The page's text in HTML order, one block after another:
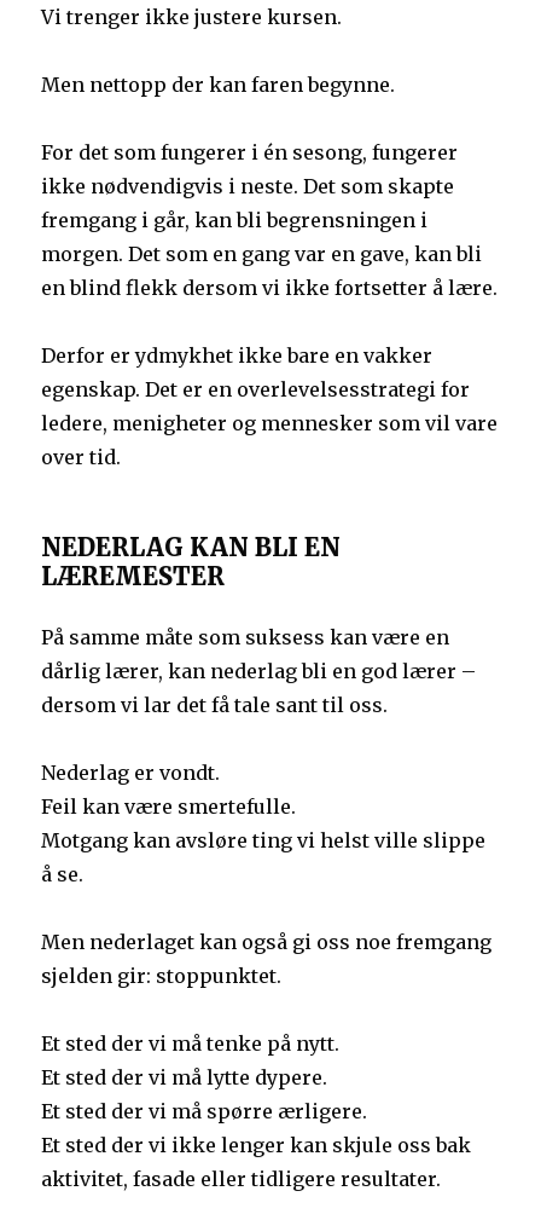
Vi trenger ikke justere kursen.
Men nettopp der kan faren begynne.
For det som fungerer i én sesong, fungerer
ikke nødvendigvis i neste. Det som skapte
fremgang i går, kan bli begrensningen i
morgen. Det som en gang var en gave, kan bli
en blind flekk dersom vi ikke fortsetter å lære.
Derfor er ydmykhet ikke bare en vakker
egenskap. Det er en overlevelsesstrategi for
ledere, menigheter og mennesker som vil vare
over tid.
NEDERLAG KAN BLI EN
LÆREMESTER
På samme måte som suksess kan være en
dårlig lærer, kan nederlag bli en god lærer –
dersom vi lar det få tale sant til oss.
Nederlag er vondt.
Feil kan være smertefulle.
Motgang kan avsløre ting vi helst ville slippe
å se.
Men nederlaget kan også gi oss noe fremgang
sjelden gir: stoppunktet.
Et sted der vi må tenke på nytt.
Et sted der vi må lytte dypere.
Et sted der vi må spørre ærligere.
Et sted der vi ikke lenger kan skjule oss bak
aktivitet, fasade eller tidligere resultater.